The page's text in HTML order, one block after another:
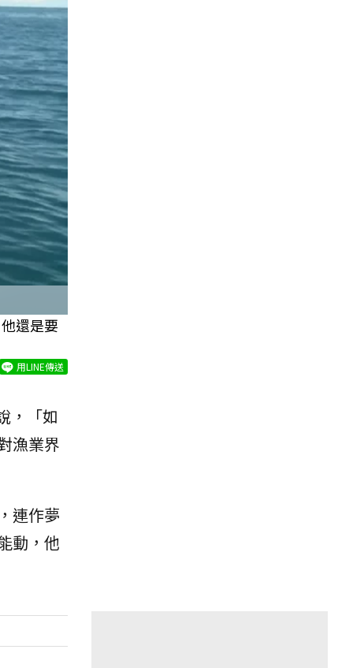
還是要
用LINE傳送
，「如
漁業界
連作夢
動，他